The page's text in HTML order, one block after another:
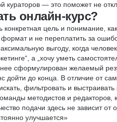
кураторов — это поможет не
онлайн-курс?
цель и понимание,
и не переплатить за
выгоду, когда
а „хочу уметь
сформулирован желаемый
до конца. В отличие от
фильтровать и
методистов и редакторов,
подачи здесь не зависит от
улучшается»